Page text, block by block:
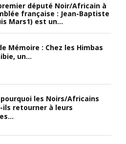
député Noir/Africain à
française : Jean-Baptiste
Mars1) est un...
Mémoire : Chez les Himbas
un...
les Noirs/Africains
ils retourner à leurs